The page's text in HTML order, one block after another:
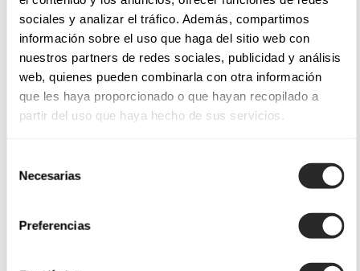
sociales y analizar el tráfico. Además, compartimos
información sobre el uso que haga del sitio web con
nuestros partners de redes sociales, publicidad y análisis
web, quienes pueden combinarla con otra información
que les haya proporcionado o que hayan recopilado a
partir del uso que haya hecho de sus servicios.
Necesarias
Preferencias